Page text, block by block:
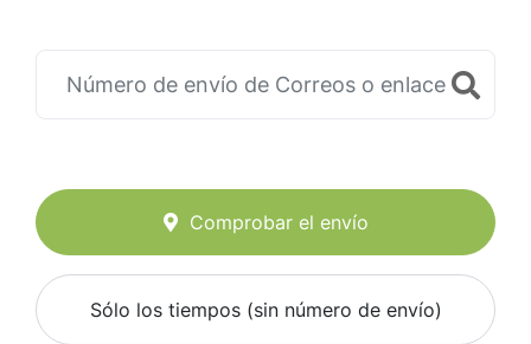
Comprobar el envío
Sólo los tiempos (sin número de envío)